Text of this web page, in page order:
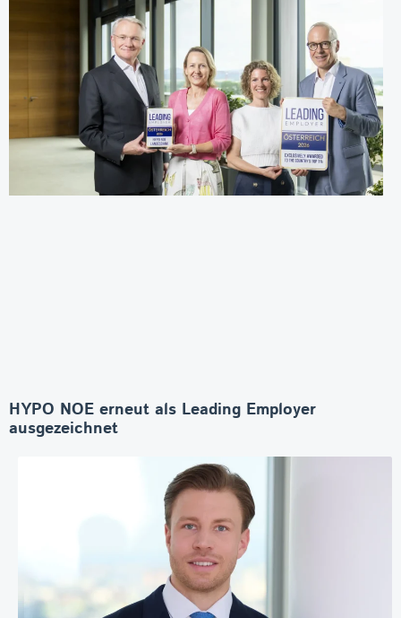
HYPO NOE erneut als Leading Employer
ausgezeichnet